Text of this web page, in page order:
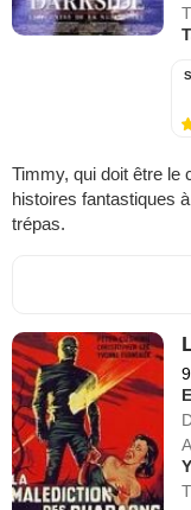
Timmy, qui doit être le
histoires fantastiques
trépas.